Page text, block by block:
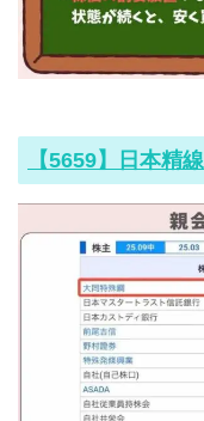
【5659】日本精線